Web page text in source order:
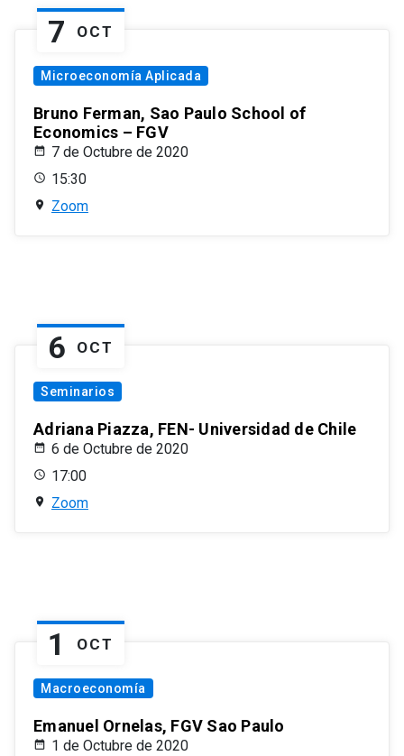
7 OCT
Microeconomía Aplicada
Bruno Ferman, Sao Paulo School of
Economics – FGV
7 de Octubre de 2020
15:30
Zoom
6 OCT
Seminarios
Adriana Piazza, FEN- Universidad de Chile
6 de Octubre de 2020
17:00
Zoom
1 OCT
Macroeconomía
Emanuel Ornelas, FGV Sao Paulo
1 de Octubre de 2020